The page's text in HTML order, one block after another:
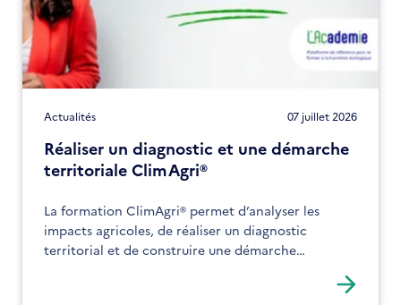
Actualités 07 juillet 2026
Réaliser un diagnostic et une démarche
territoriale ClimAgri®
La formation ClimAgri® permet d’analyser les
impacts agricoles, de réaliser un diagnostic
territorial et de construire une démarche